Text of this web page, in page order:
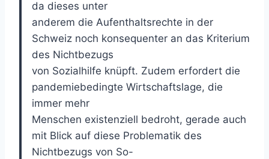
da dieses unter
anderem die Aufenthaltsrechte in der
Schweiz noch konsequenter an das Kriterium
des Nichtbezugs
von Sozialhilfe knüpft. Zudem erfordert die
pandemiebedingte Wirtschaftslage, die
immer mehr
Menschen existenziell bedroht, gerade auch
mit Blick auf diese Problematik des
Nichtbezugs von So-